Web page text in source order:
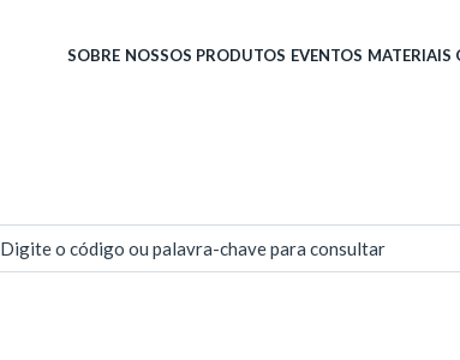
SOBRE NOSSOS PRODUTOS EVENTOS MATERIAIS
Digite o código ou palavra-chave para consultar